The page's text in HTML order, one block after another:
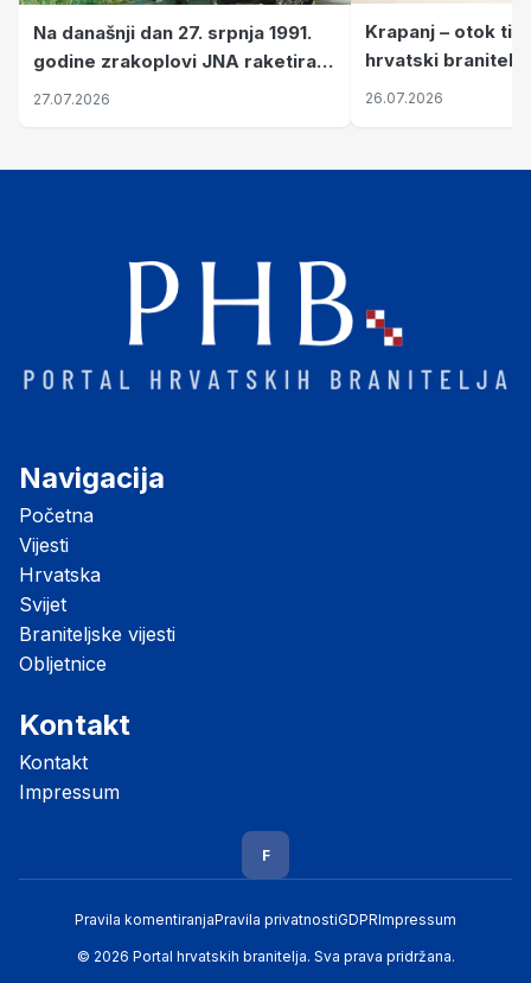
Na današnji dan 27. srpnja 1991.
godine zrakoplovi JNA raketirali
su vojarnu i obučni centar "Nikola
27.07.2026
Krapanj – otok
hrvatski branitelji
pronalaze mir
26.07.2026
Navigacija
Početna
Vijesti
Hrvatska
Svijet
Braniteljske vijesti
Obljetnice
Kontakt
Kontakt
Impressum
F
Pravila komentiranjaPravila privatnostiGDPRImpressum
© 2026 Portal hrvatskih branitelja. Sva prava pridržana.